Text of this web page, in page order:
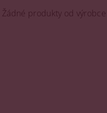
Žádné produkty od výrobce